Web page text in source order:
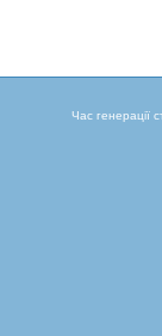
Час генерації